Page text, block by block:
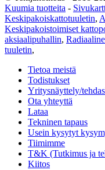
Kuumia tuotteita -
Keskipakoiskattotuuletin,
Keskipakoistoimiset
aksiaalipuhallin,
tuuletin,
Tietoa meistä
Todistukset
Yritysnäyttely/
Ota yhteyttä
Lataa
Tekninen tapaus
Usein kysytyt
Tiimimme
T&K (Tutkimus ja
Kiitos